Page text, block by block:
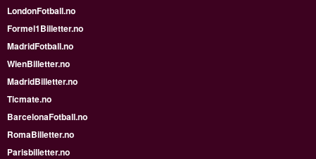
LondonFotball.no
Formel1Billetter.no
MadridFotball.no
WienBilletter.no
MadridBilletter.no
Ticmate.no
BarcelonaFotball.no
RomaBilletter.no
Parisbilletter.no